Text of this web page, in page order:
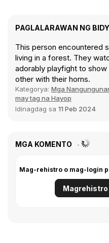
PAGLALARAWAN NG
This person encountered
living in a forest. They
adorably playfight to
other with their horns.
Kategorya: Mga
may tag na Hayop
Idinagdag sa 11 Peb 2024
MGA KOMENTO
Mag-rehistro o mag-login
Magrehistro